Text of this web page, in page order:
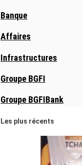
Banque
Affaires
Infrastructures
Groupe BGFI
Groupe BGFIBank
Les plus récents